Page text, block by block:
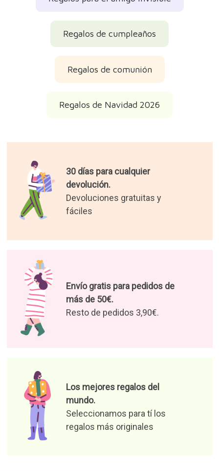
Regalos de cumpleaños
Regalos de comunión
Regalos de Navidad 2026
30 días para cualquier
devolución.
Devoluciones gratuitas y
fáciles
Envío gratis para pedidos de
más de 50€.
Resto de pedidos 3,90€.
Los mejores regalos del
mundo.
Seleccionamos para tí los
regalos más originales